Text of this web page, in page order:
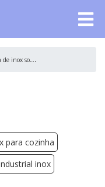
P
ia de inox sob medidas
para cozinha
inox